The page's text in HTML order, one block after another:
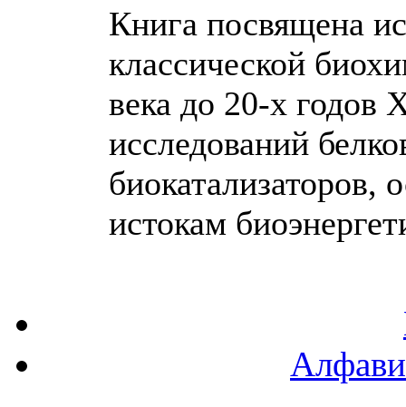
Книга посвящена
классической
века до 20-х годов
исследований
биокатализаторов,
истокам